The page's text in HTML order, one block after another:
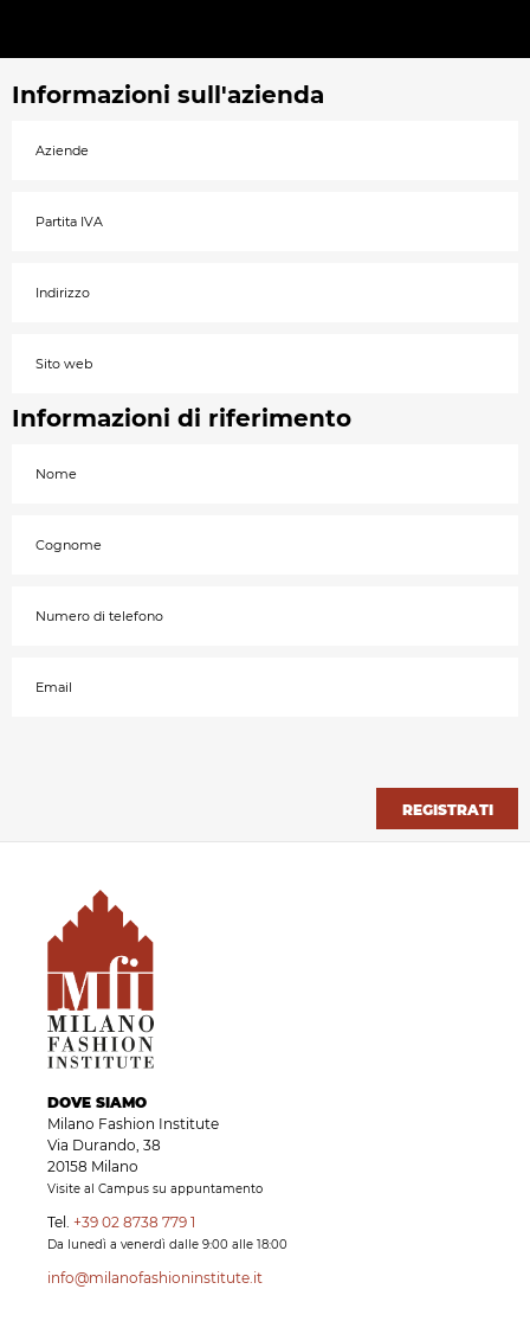
Informazioni sull'azienda
Informazioni di riferimento
REGISTRATI
DOVE SIAMO
Milano Fashion Institute
Via Durando, 38
20158 Milano
Visite al Campus su appuntamento
Tel. +39 02 8738 779 1
Da lunedì a venerdì dalle 9:00 alle 18:00
info@milanofashioninstitute.it